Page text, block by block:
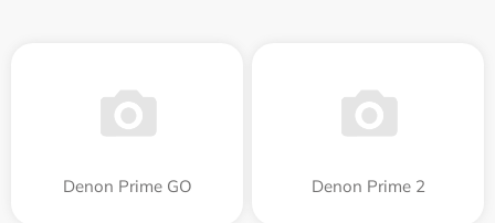
Denon Prime GO Denon Prime 2